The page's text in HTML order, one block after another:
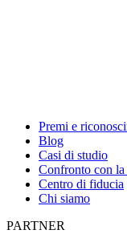
Premi e
Blog
Casi di studio
Confronto con la
Centro di fiducia
Chi siamo
PARTNER